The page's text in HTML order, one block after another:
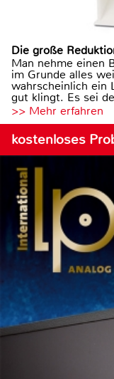
Die große
Man nehme einen
im Grunde alles
wahrscheinlich ein
gut klingt. Es sei
>> Mehr erfahren
kostenloses